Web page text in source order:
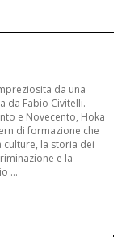
da una
da Fabio Civitelli.
e Novecento, Hoka
di formazione che
la storia dei
e la
...